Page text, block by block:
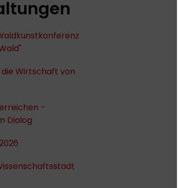
Wirtschaft von
–
Dialog